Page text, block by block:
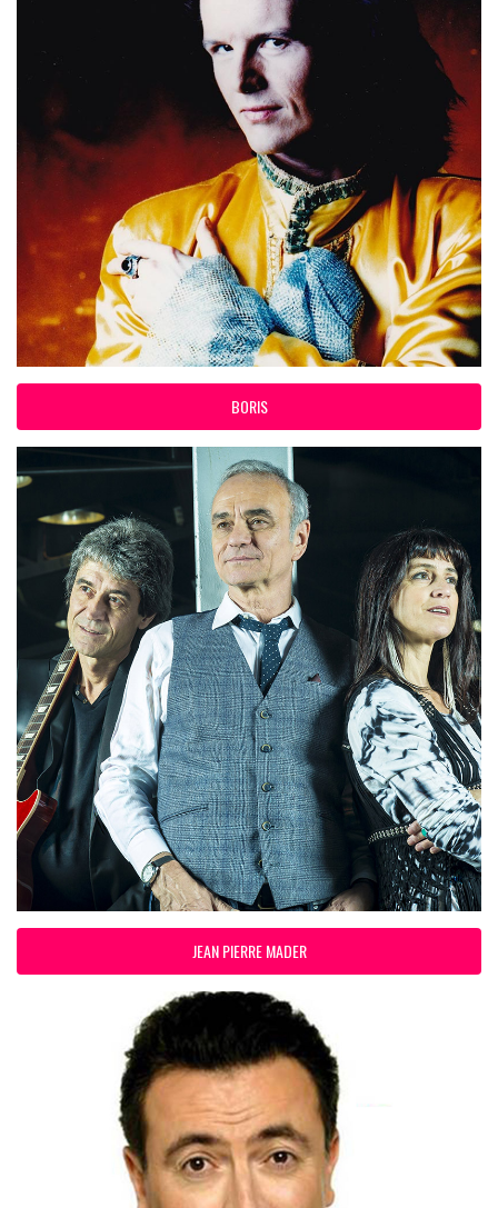
BORIS
JEAN PIERRE MADER